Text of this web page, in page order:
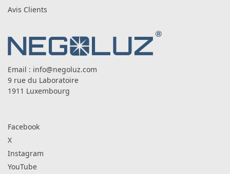
Avis Clients
Email : info@negoluz.com
9 rue du Laboratoire
1911 Luxembourg
Facebook
X
Instagram
YouTube